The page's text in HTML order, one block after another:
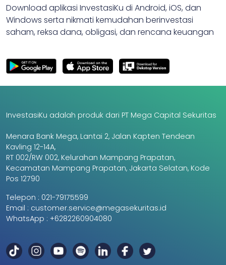
Download aplikasi InvestasiKu di Android, iOS, dan
Windows serta nikmati kemudahan berinvestasi
saham, reksa dana, obligasi, dan rencana keuangan
InvestasiKu adalah produk dari PT Mega Capital Sekuritas
Menara Bank Mega, Lantai 2, Jalan Kapten Tendean
Kavling 12-14A,
RT 002/RW 002, Kelurahan Mampang Prapatan,
Kecamatan Mampang Prapatan, Jakarta Selatan, Kode
Pos 12790
Telepon : 021-79175599
Email : customer.service@megasekuritas.id
WhatsApp : +6282260904080